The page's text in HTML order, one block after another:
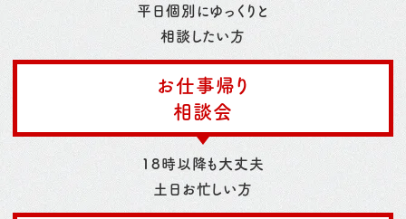
平日個別にゆっくりと
相談したい方
お仕事帰り
相談会
18時以降も大丈夫
土日お忙しい方